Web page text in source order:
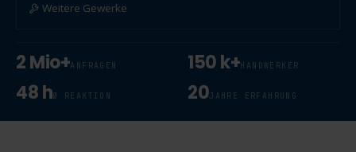
Weitere Gewerke
2 Mio+ANFRAGEN 150 k+HANDWERKER
48 hØ REAKTION 20JAHRE ERFAHRUNG